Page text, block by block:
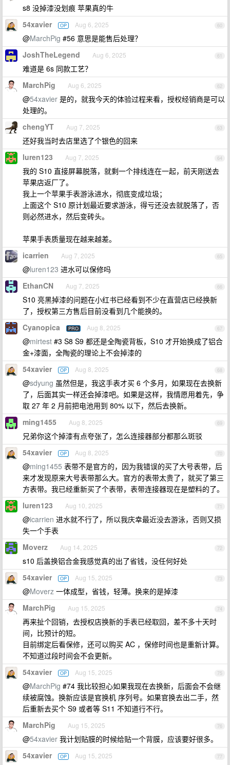
s8 没掉漆没划痕 苹果真的牛
60
54xavier OP Aug 6, 2025
@MarchPig #56 意思是能售后处理？
61
JoshTheLegend Aug 6, 2025
难道是 6s 同款工艺？
62
MarchPig Aug 6, 2025
@54xavier 是的，就我今天的体验过程来看，授权经销商是可以
处理的。
63
chengYT Aug 7, 2025
还好我当时去店里选了个银色的回来
64
luren123 Aug 7, 2025
我的 S10 直接屏幕脱落，就剩一个排线连在一起，前天刚送去
苹果店返厂了。
我上一个苹果手表游泳进水，彻底变成垃圾；
上面这个 S10 原计划最近要求游泳，得亏还没去就脱落了，否
则必然进水，然后变砖头。
苹果手表质量现在越来越差。
65
icarrien Aug 7, 2025
@luren123 进水可以保修吗
66
EthanCN Aug 7, 2025
S10 亮黑掉漆的问题在小红书已经看到不少在直营店已经换新
了，授权第三方售后目前没看到几个能换的。
67
Cyanopica PRO Aug 8, 2025
@mirtest #3 S8 S9 都还是全陶瓷背板，S10 才开始换成了铝合
金+漆面，全陶瓷的理论上不会掉漆的
68
54xavier OP Aug 8, 2025
@sdyung 虽然但是，我这手表才买 6 个多月，如果现在去换新
了，后面其实一样还会掉漆吧。如果是这样，我情愿用着先，争
取 27 年 2 月前把电池用到 80% 以下，然后去换新。
69
ming1455 Aug 8, 2025
兄弟你这个掉漆有点夸张了，怎么连接器部分都那么斑驳
70
54xavier OP Aug 8, 2025
@ming1455 表带不是官方的，因为我错误的买了大号表带，后
来才发现原来大号表带那么大。官方的表带太贵了，就买了第三
方表带。我已经重新买了个表带，表带连接器现在是塑料的了。
71
luren123 Aug 10, 2025
@icarrien 进水就不行了，所以我庆幸最近没去游泳，否则又损
失一个手表
72
Moverz Aug 14, 2025
s10 后盖换铝合金我感觉真的出了省钱，没任何好处
73
54xavier OP Aug 15, 2025
@Moverz 一体成型，省钱，轻薄。换来的是掉漆
74
MarchPig Aug 15, 2025
再来扯个回销，去授权店换新的手表已经取回，差不多十天时
间，比预计的短。
目前绑定后看保修，还可以购买 AC ，保修时间也是重新计算。
不知道过段时间会不会更新。
75
54xavier OP Aug 15, 2025
@MarchPig #74 我比较担心如果我现在去换新，后面会不会继
续被腐蚀。换新应该是官换机 序列号。如果官换去出二手，然
后重新去买个 S9 或者等 S11 不知道行不行。
76
MarchPig Aug 15, 2025
@54xavier 我计划贴膜的时候给贴一个背膜，应该要好很多。
77
54xavier OP Aug 15, 2025